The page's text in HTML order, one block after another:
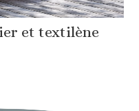
et textilène